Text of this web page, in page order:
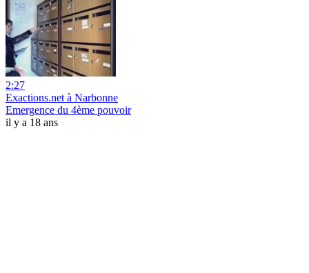
2:27
Exactions.net à Narbonne
Emergence du 4ème pouvoir
il y a 18 ans